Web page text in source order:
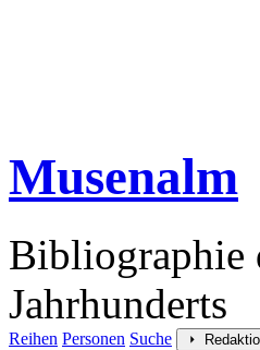
Musenalm
Bibliographie
Jahrhunderts
Reihen Personen Suche